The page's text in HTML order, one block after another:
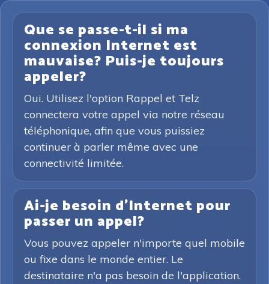
Que se passe-t-il si ma
connexion Internet est
mauvaise? Puis-je toujours
appeler?
Oui. Utilisez l'option Rappel et Telz
connectera votre appel via notre réseau
téléphonique, afin que vous puissiez
continuer à parler même avec une
connectivité limitée.
Ai-je besoin d'Internet pour
passer un appel?
Vous pouvez appeler n'importe quel mobile
ou fixe dans le monde entier. Le
destinataire n'a pas besoin de l'application.